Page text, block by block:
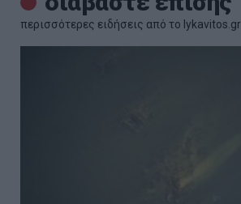
περισσότερες ειδήσεις από το lykavitos.gr